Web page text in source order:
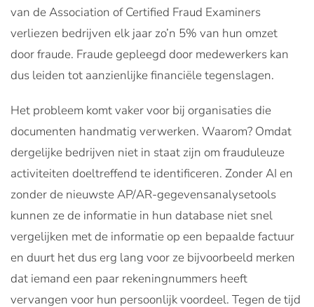
van de Association of Certified Fraud Examiners
verliezen bedrijven elk jaar zo’n 5% van hun omzet
door fraude. Fraude gepleegd door medewerkers kan
dus leiden tot aanzienlijke financiële tegenslagen.
Het probleem komt vaker voor bij organisaties die
documenten handmatig verwerken. Waarom? Omdat
dergelijke bedrijven niet in staat zijn om frauduleuze
activiteiten doeltreffend te identificeren. Zonder AI en
zonder de nieuwste AP/AR-gegevensanalysetools
kunnen ze de informatie in hun database niet snel
vergelijken met de informatie op een bepaalde factuur
en duurt het dus erg lang voor ze bijvoorbeeld merken
dat iemand een paar rekeningnummers heeft
vervangen voor hun persoonlijk voordeel. Tegen de tijd